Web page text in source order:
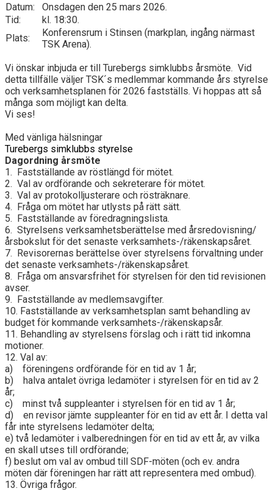
Datum:
Onsdagen den 25 mars 2026.
Tid:
kl. 18:30.
Plats:
Konferensrum i Stinsen (markplan, ingång närmast
TSK Arena).
Vi önskar inbjuda er till Turebergs simklubbs årsmöte. Vid
detta tillfälle väljer TSK´s medlemmar kommande års styrelse
och verksamhetsplanen för 2026 fastställs. Vi hoppas att så
många som möjligt kan delta.
Vi ses!
Med vänliga hälsningar
Turebergs simklubbs styrelse
Dagordning årsmöte
1. Fastställande av röstlängd för mötet.
2. Val av ordförande och sekreterare för mötet.
3. Val av protokolljusterare och rösträknare.
4. Fråga om mötet har utlysts på rätt sätt.
5. Fastställande av föredragningslista.
6. Styrelsens verksamhetsberättelse med årsredovisning/
årsbokslut för det senaste verksamhets-/räkenskapsåret.
7. Revisorernas berättelse över styrelsens förvaltning under
det senaste verksamhets-/räkenskapsåret.
8. Fråga om ansvarsfrihet för styrelsen för den tid revisionen
avser.
9. Fastställande av medlemsavgifter.
10. Fastställande av verksamhetsplan samt behandling av
budget för kommande verksamhets-/räkenskapsår.
11. Behandling av styrelsens förslag och i rätt tid inkomna
motioner.
12. Val av:
a) föreningens ordförande för en tid av 1 år;
b) halva antalet övriga ledamöter i styrelsen för en tid av 2
år;
c) minst två suppleanter i styrelsen för en tid av 1 år;
d) en revisor jämte suppleanter för en tid av ett år. I detta val
får inte styrelsens ledamöter delta;
e) två ledamöter i valberedningen för en tid av ett år, av vilka
en skall utses till ordförande;
f) beslut om val av ombud till SDF-möten (och ev. andra
möten där föreningen har rätt att representera med ombud).
13. Övriga frågor.